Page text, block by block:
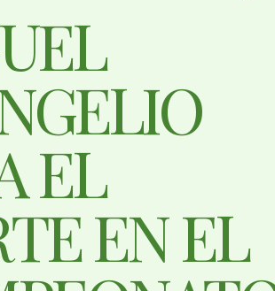
EL
EN EL